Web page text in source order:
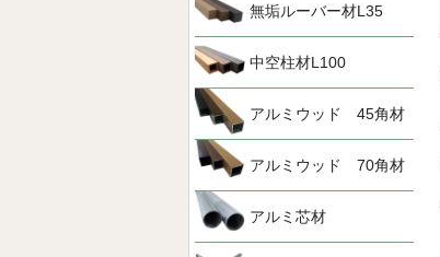
無垢ルーバー材L35
中空柱材L100
アルミウッド 45角材
アルミウッド 70角材
アルミ芯材